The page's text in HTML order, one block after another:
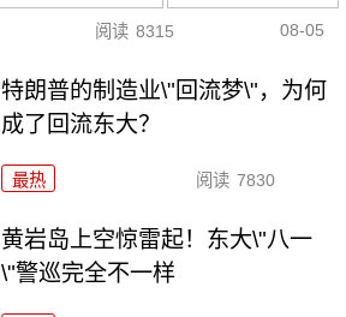
阅读 8315 08-05
特朗普的制造业\"回流梦\"，为何
成了回流东大？
最热 阅读 7830
黄岩岛上空惊雷起！东大\"八一
\"警巡完全不一样